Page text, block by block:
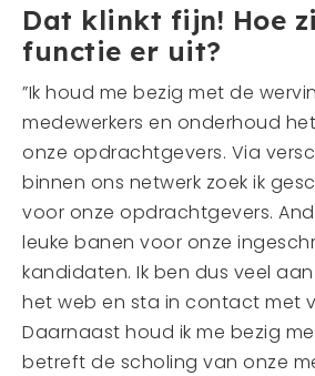
Dat klinkt fijn! Hoe
functie er uit?
”Ik houd me bezig met de
medewerkers en onderhoud
onze opdrachtgevers. Via
binnen ons netwerk zoek ik
voor onze opdrachtgevers.
leuke banen voor onze
kandidaten. Ik ben dus veel
het web en sta in contact met
Daarnaast houd ik me bezig
betreft de scholing van onze